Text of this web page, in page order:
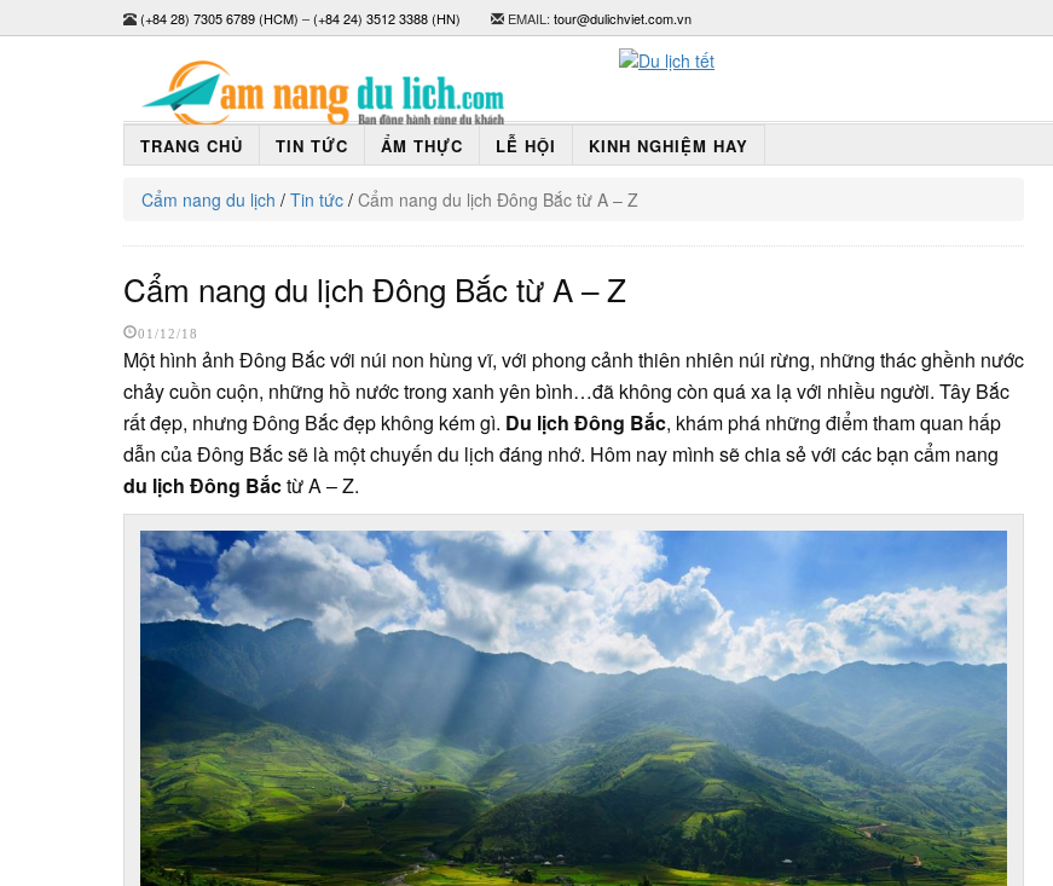
(+84 28) 7305 6789 (HCM) –(+84 24) 3512 3388 (HN) EMAIL: tour@dulichviet.com.vn
TRANG CHỦ TIN TỨC ẨM THỰC LỄ HỘI KINH NGHIỆM HAY
Cẩm nang du lịch / Tin tức / Cẩm nang du lịch Đông Bắc từ A – Z
Cẩm nang du lịch Đông Bắc từ A – Z
01/12/18
Một hình ảnh Đông Bắc với núi non hùng vĩ, với phong cảnh thiên nhiên núi rừng, những thác ghềnh nước
chảy cuồn cuộn, những hồ nước trong xanh yên bình…đã không còn quá xa lạ với nhiều người. Tây Bắc
rất đẹp, nhưng Đông Bắc đẹp không kém gì. Du lịch Đông Bắc, khám phá những điểm tham quan hấp
dẫn của Đông Bắc sẽ là một chuyến du lịch đáng nhớ. Hôm nay mình sẽ chia sẻ với các bạn cẩm nang
du lịch Đông Bắctừ A – Z.